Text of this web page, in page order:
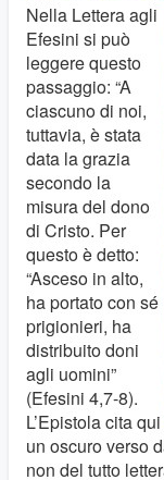
Nella Lettera agli
Efesini si può
leggere questo
passaggio: “A
ciascuno di noi,
tuttavia, è stata
data la grazia
secondo la
misura del dono
di Cristo. Per
questo è detto:
“Asceso in alto,
ha portato con sé
prigionieri, ha
distribuito doni
agli uomini”
(Efesini 4,7-8).
L’Epistola cita qui
un oscuro verso
non del tutto